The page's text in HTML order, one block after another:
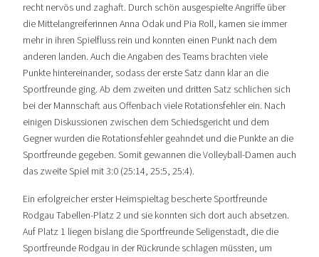
recht nervös und zaghaft. Durch schön ausgespielte Angriffe über
die Mittelangreiferinnen Anna Odak und Pia Roll, kamen sie immer
mehr in ihren Spielfluss rein und konnten einen Punkt nach dem
anderen landen. Auch die Angaben des Teams brachten viele
Punkte hintereinander, sodass der erste Satz dann klar an die
Sportfreunde ging. Ab dem zweiten und dritten Satz schlichen sich
bei der Mannschaft aus Offenbach viele Rotationsfehler ein. Nach
einigen Diskussionen zwischen dem Schiedsgericht und dem
Gegner wurden die Rotationsfehler geahndet und die Punkte an die
Sportfreunde gegeben. Somit gewannen die Volleyball-Damen auch
das zweite Spiel mit 3:0 (25:14, 25:5, 25:4).
Ein erfolgreicher erster Heimspieltag bescherte Sportfreunde
Rodgau Tabellen-Platz 2 und sie konnten sich dort auch absetzen.
Auf Platz 1 liegen bislang die Sportfreunde Seligenstadt, die die
Sportfreunde Rodgau in der Rückrunde schlagen müssten, um